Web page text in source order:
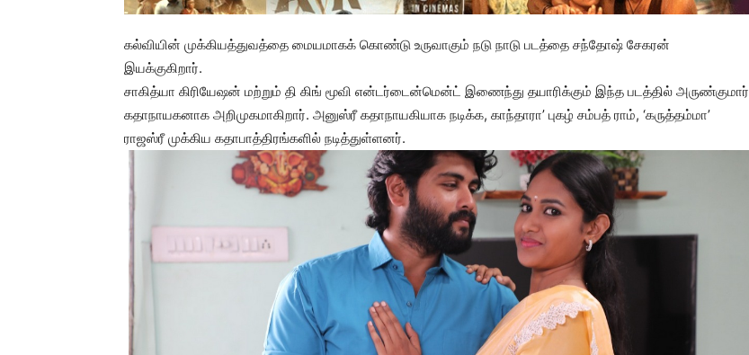
கல்வியின் முக்கியத்துவத்தை மையமாகக் கொண்டு உருவாகும் நடு நாடு படத்தை சந்தோஷ் சேகரன்
இயக்குகிறார்.
சாகித்யா கிரியேஷன் மற்றும் தி கிங் மூவி என்டர்டைன்மென்ட் இணைந்து தயாரிக்கும் இந்த படத்தில் அருண்குமார்
கதாநாயகனாக அறிமுகமாகிறார். அனுஸ்ரீ கதாநாயகியாக நடிக்க, காந்தாரா’ புகழ் சம்பத் ராம், ‘கருத்தம்மா’
ராஜஸ்ரீ முக்கிய கதாபாத்திரங்களில் நடித்துள்ளனர்.